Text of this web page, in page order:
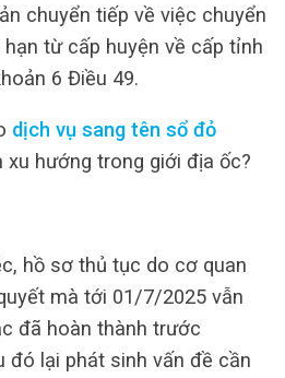
chuyển tiếp về việc chuyển
từ cấp huyện về cấp tỉnh
6 Điều 49.
dịch vụ sang tên sổ đỏ
xu hướng trong giới địa ốc?
hồ sơ thủ tục do cơ quan
mà tới 01/7/2025 vẫn
đã hoàn thành trước
đó lại phát sinh vấn đề cần